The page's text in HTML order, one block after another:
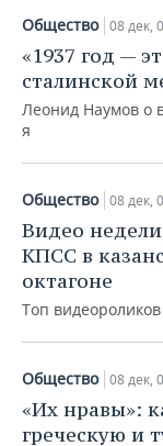
ОПК
ЭНЕРГЕТИКА
ТРАНСПОРТ
УСЛУГИ
IT
МЕДИА
НОВОСТИ
ВЫЕЗДНАЯ
БИЗНЕС-БРАНЧИ
ОТКРЫТАЯ
СПОРТ
НОВОСТИ
ФУТБОЛ
БАСКЕТБОЛ
ВОЛЕЙБОЛ
КИБЕРСПОРТ
ФИГУРНОЕ
ВОДНЫЕ ВИДЫ
ОБЩЕСТВО
НОВОСТИ
ИСТОРИЯ
КУЛЬТУРА
МЕДИЦИНА
ОБРАЗОВАНИЕ
ФОТОГАЛЕРЕЯ
СПРАВОЧНИК
СПИСОК ПЕРСОН
СПИСОК
ПОЛНАЯ ВЕРСИЯ
Общество 08 дек,
«1937 год —
сталинской
Леонид Наумов о
я
Общество 08 дек,
Видео
КПСС в
октагоне
Топ
Общество 08 дек,
«Их нравы»:
греческую и